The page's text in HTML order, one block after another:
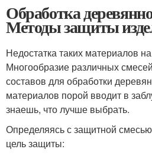
Обработка
Методы защиты
Недостатка таких материалов
Многообразие различных
составов для обработки
материалов порой вводит в
знаешь, что лучше выбрать.
Определяясь с защитной
цель защиты: